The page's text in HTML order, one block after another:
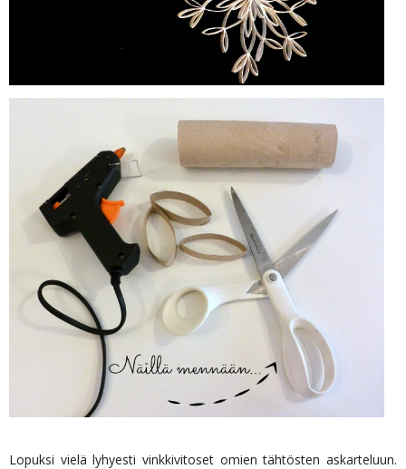
Lopuksi vielä lyhyesti vinkkivitoset omien tähtösten askarteluun.